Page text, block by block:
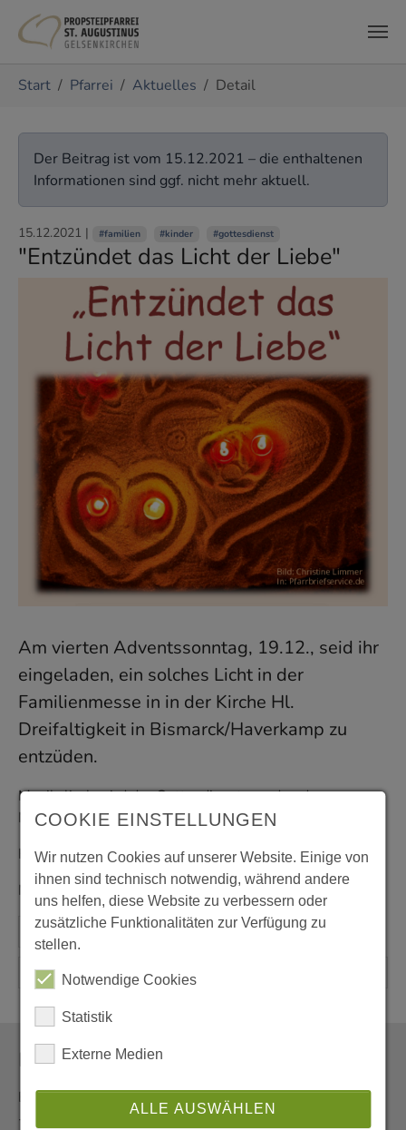
Start Pfarrei Aktuelles Detail
Der Beitrag ist vom 15.12.2021 – die enthaltenen
Informationen sind ggf. nicht mehr aktuell.
15.12.2021 | #familien #kinder #gottesdienst
"Entzündet das Licht der Liebe"
Am vierten Adventssonntag, 19.12., seid ihr
eingeladen, ein solches Licht in der
Familienmesse in in der Kirche Hl.
Dreifaltigkeit in Bismarck/Haverkamp zu
entzüden.
Musikalisch wird der Gottesdienst von den der
Musikgruppe "Trinitöne" gestaltet.
Kirche Hl. Dreifaltigkeit
Magdalenenstr. 47, Gelsenkirchen
Newsletter
Erhalten Sie den Newsletter der Pfarrei aus erster Hand
- und vor allem umweltfreundlich als E-Mail.
COOKIE EINSTELLUNGEN
Wir nutzen Cookies auf unserer Website. Einige von
ihnen sind technisch notwendig, während andere
uns helfen, diese Website zu verbessern oder
zusätzliche Funktionalitäten zur Verfügung zu
stellen.
Notwendige Cookies
Statistik
Externe Medien
ALLE AUSWÄHLEN